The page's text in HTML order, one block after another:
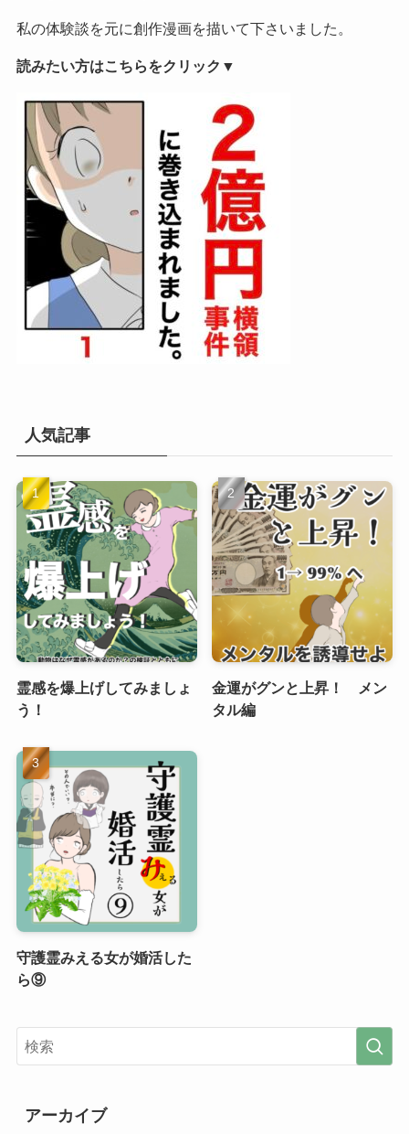
私の体験談を元に創作漫画を描いて下さいました。
読みたい方はこちらをクリック▼
人気記事
霊感を爆上げしてみましょ
う！
金運がグンと上昇！ メン
タル編
守護霊みえる女が婚活した
ら⑨
アーカイブ